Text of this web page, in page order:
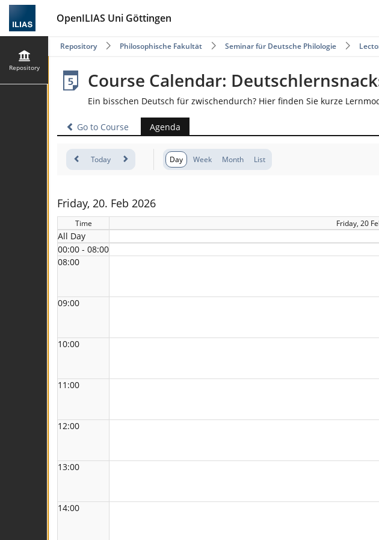
OpenILIAS Uni Göttingen
Repository
Repository Philosophische Fakultät Seminar für Deutsche Philologie
Course Calendar:
Ein bisschen Deutsch für zwischendurch? Hier finden Sie kurze
Go to Course Agenda
Today Day Week Month List
Friday, 20. Feb 2026
Time Friday, 20
All Day
00:00 - 08:00
08:00
09:00
10:00
11:00
12:00
13:00
14:00